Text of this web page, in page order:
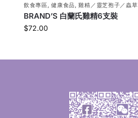
飲食專區,健康食品,雞精／靈芝孢子／蟲草
BRAND’S 白蘭氏雞精6支裝
$72.00